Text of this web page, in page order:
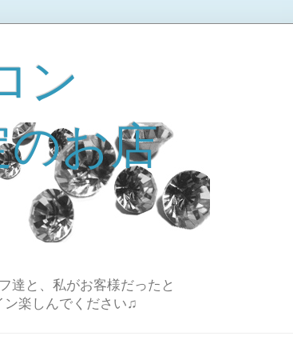
ン
お店
達と、私がお客様だったと
楽しんでください♫